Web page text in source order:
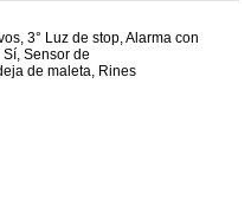
3° Luz de stop, Alarma con
Sensor de
de maleta, Rines